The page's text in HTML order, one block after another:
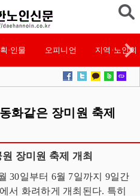
·인물 오피니언 지역·노인회
화같은 장미원 축제
장미원 축제 개최
30일부터 6월 7일까지 9일간
서 화려하게 개최된다. 특히